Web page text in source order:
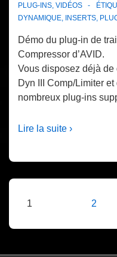
PLUG-INS VIDÉOS
DYNAMIQUE INSERTS
Démo du plug-in de
Compressor d’AVID.
Vous disposez déjà
Dyn III Comp/Limiter
nombreux plug-ins
Lire la suite ›
Pagination
des
1 2